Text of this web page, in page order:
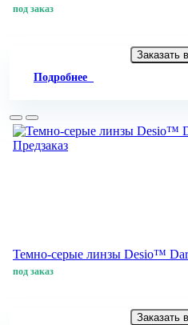
под заказ
Заказать
Подробнее
Предзаказ
Темно-серые линзы Desio™
под заказ
Заказать